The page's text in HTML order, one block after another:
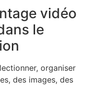
vidéo
le
organiser
des images, des